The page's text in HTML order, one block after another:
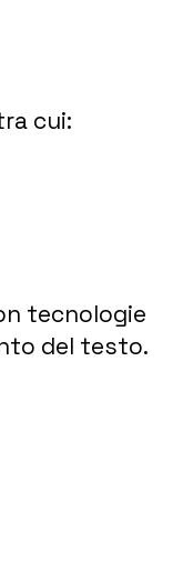
cui:
tecnologie
del testo.